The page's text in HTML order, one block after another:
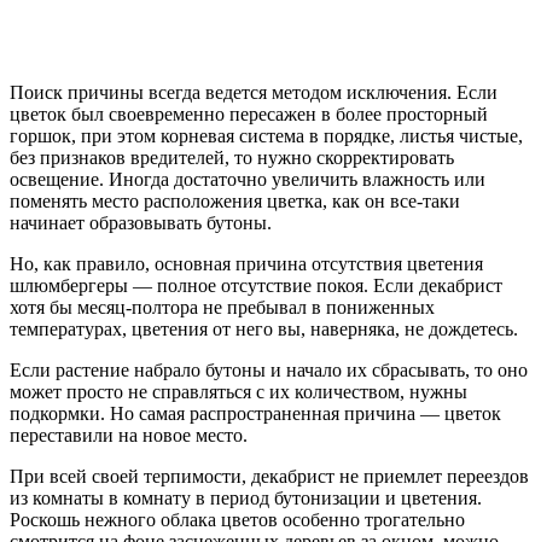
Поиск причины всегда ведется методом исключения. Если
цветок был своевременно пересажен в более просторный
горшок, при этом корневая система в порядке, листья чистые,
без признаков вредителей, то нужно скорректировать
освещение. Иногда достаточно увеличить влажность или
поменять место расположения цветка, как он все-таки
начинает образовывать бутоны.
Но, как правило, основная причина отсутствия цветения
шлюмбергеры — полное отсутствие покоя. Если декабрист
хотя бы месяц-полтора не пребывал в пониженных
температурах, цветения от него вы, наверняка, не дождетесь.
Если растение набрало бутоны и начало их сбрасывать, то оно
может просто не справляться с их количеством, нужны
подкормки. Но самая распространенная причина — цветок
переставили на новое место.
При всей своей терпимости, декабрист не приемлет переездов
из комнаты в комнату в период бутонизации и цветения.
Роскошь нежного облака цветов особенно трогательно